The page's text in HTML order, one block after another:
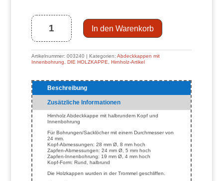
Hirnholz
Abdeckkappe
mit
Innenbohrung,
Kopf
halbrund,
für
24mm
ØSackloch/Bohrung
Menge
In den Warenkorb
Artikelnummer: 003240 Kategorien: Abdeckkappen mit
Innenbohrung
DIE HOLZKAPPE Hirnholz-Artikel
Beschreibung
Zusätzliche Informationen
Hirnholz Abdeckkappe mit halbrundem Kopf und
Innenbohrung
Für Bohrungen/Sacklöcher mit einem Durchmesser von
24 mm.
Kopf-Abmessungen: 28 mm Ø, 8 mm hoch
Zapfen-Abmessungen: 24 mm Ø, 5 mm hoch
Zapfen-Innenbohrung: 19 mm Ø, 4 mm hoch
Kopf-Form: Rund, halbrund
Die Holzkappen wurden in der Trommel geschliffen.